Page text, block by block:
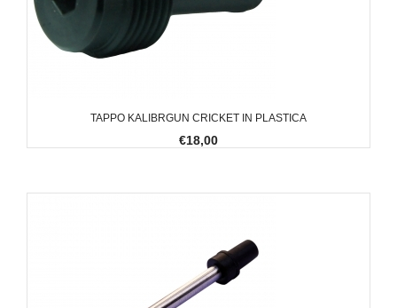
TAPPO KALIBRGUN CRICKET IN PLASTICA
€18,00